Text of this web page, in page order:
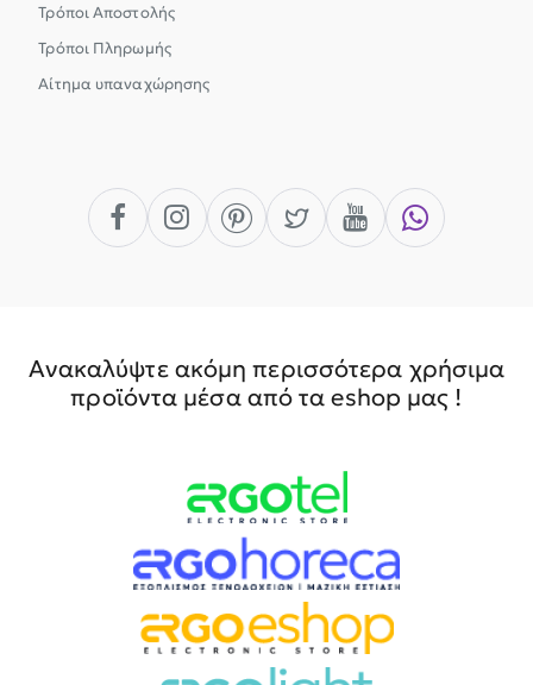
Τρόποι Αποστολής
Τρόποι Πληρωμής
Αίτημα υπαναχώρησης
Ανακαλύψτε ακόμη περισσότερα χρήσιμα
προϊόντα μέσα από τα eshop μας !